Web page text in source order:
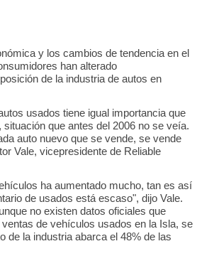
y los cambios de tendencia en el
han alterado
de la industria de autos en
usados tiene igual importancia que
que antes del 2006 no se veía.
auto nuevo que se vende, se vende
Vale, vicepresidente de Reliable
ha aumentado mucho, tan es así
de usados está escaso", dijo Vale.
no existen datos oficiales que
de vehículos usados en la Isla, se
de la industria abarca el 48% de las